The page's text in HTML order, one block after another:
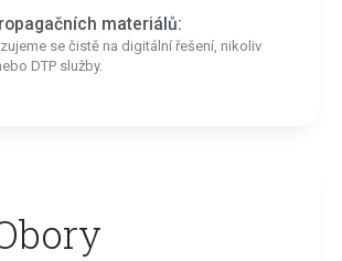
materiálů:
se čistě na digitální řešení, nikoliv
DTP služby.